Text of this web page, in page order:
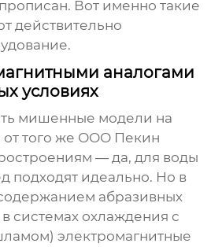
Вот именно такие
действительно
аналогами
условиях
мишенные модели на
того же ООО Пекин
— да, для воды
подходят идеально. Но в
абразивных
системах охлаждения с
электромагнитные